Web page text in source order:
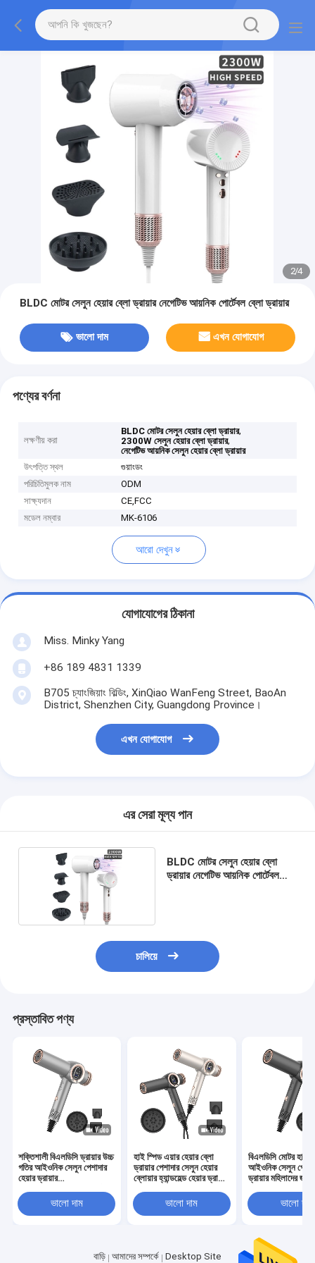
2/4
BLDC মোটর সেলুন হেয়ার ব্লো ড্রায়ার নেগেটিভ আয়নিক পোর্টেবল ব্লো ড্রায়ার
ভালো দাম এখন যোগাযোগ
পণ্যের বর্ণনা
লক্ষণীয় করা
BLDC মোটর সেলুন হেয়ার ব্লো ড্রায়ার,
2300W সেলুন হেয়ার ব্লো ড্রায়ার,
নেগেটিভ আয়নিক সেলুন হেয়ার ব্লো ড্রায়ার
উৎপত্তি স্থল
গুয়াংডং
পরিচিতিমুলক নাম
ODM
সাক্ষ্যদান
CE,FCC
মডেল নম্বার
MK-6106
আরো দেখুন
যোগাযোগের ঠিকানা
Miss. Minky Yang
+86 189 4831 1339
B705 চ্যাংজিয়াং বিল্ডিং, XinQiao WanFeng Street, BaoAn
District, Shenzhen City, Guangdong Province।
এখন যোগাযোগ
এর সেরা মূল্য পান
BLDC মোটর সেলুন হেয়ার ব্লো
ড্রায়ার নেগেটিভ আয়নিক পোর্টেবল
চালিয়ে
প্রস্তাবিত পণ্য
শক্তিশালী বিএলডিসি ড্রায়ার উচ্চ
গতির আইওনিক সেলুন পেশাদার
হেয়ার ড্রায়ার
ভালো দাম
হাই স্পিড এয়ার হেয়ার ব্লো
ড্রায়ার পেশাদার সেলুন হেয়ার
ব্লোয়ার হ্যান্ডহেল্ড হেয়ার ড্রায়ার
ভালো দাম
বিএলডিসি মোটর হাই
আইওনিক সেলুন
ড্রায়ার মহিলাদের জন্য
ভালো দাম
বাড়ি আমাদের সম্পর্কে Desktop Site